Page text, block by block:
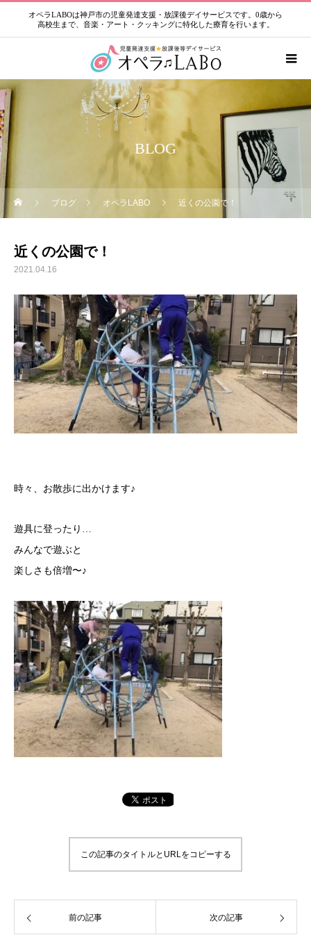
オペラLABOは神戸市の児童発達支援・放課後デイサービスです。0歳から
高校生まで、音楽・アート・クッキングに特化した療育を行います。
BLOG
ブログ オペラLABO 近くの公園で！
近くの公園で！
2021.04.16
時々、お散歩に出かけます♪
遊具に登ったり…
みんなで遊ぶと
楽しさも倍増〜♪
この記事のタイトルとURLをコピーする
前の記事 次の記事